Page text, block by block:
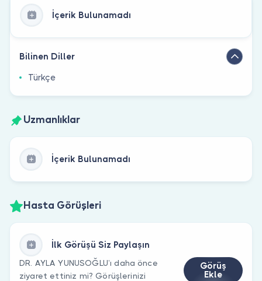
İçerik Bulunamadı
Bilinen Diller
Türkçe
Uzmanlıklar
İçerik Bulunamadı
Hasta Görüşleri
İlk Görüşü Siz Paylaşın
DR. AYLA YUNUSOĞLU’ı daha önce
ziyaret ettiniz mi? Görüşlerinizi
Görüş
Ekle